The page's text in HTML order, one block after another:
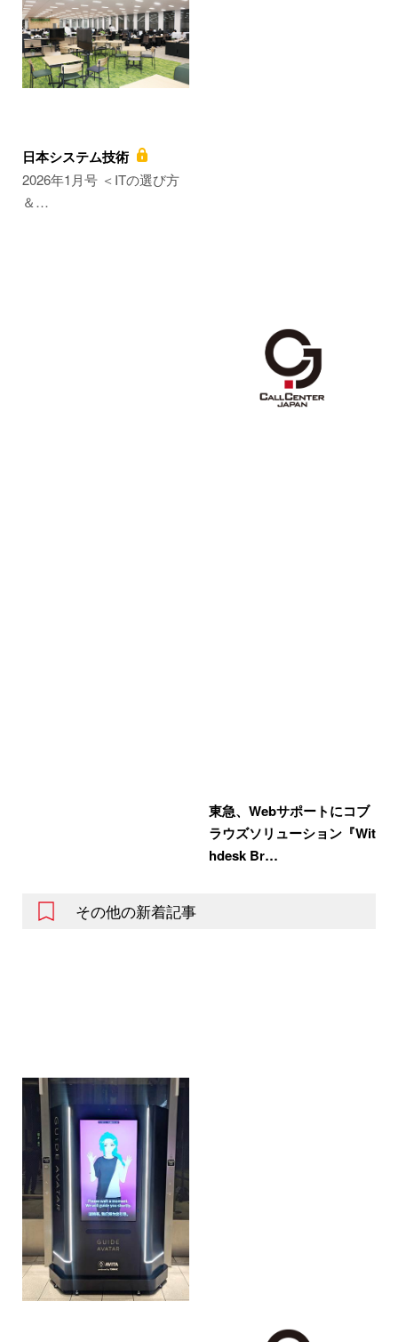
日本システム技術
2026年1月号 ＜ITの選び方
＆…
東急、Webサポートにコブ
ラウズソリューション『Wit
hdesk Br…
その他の新着記事